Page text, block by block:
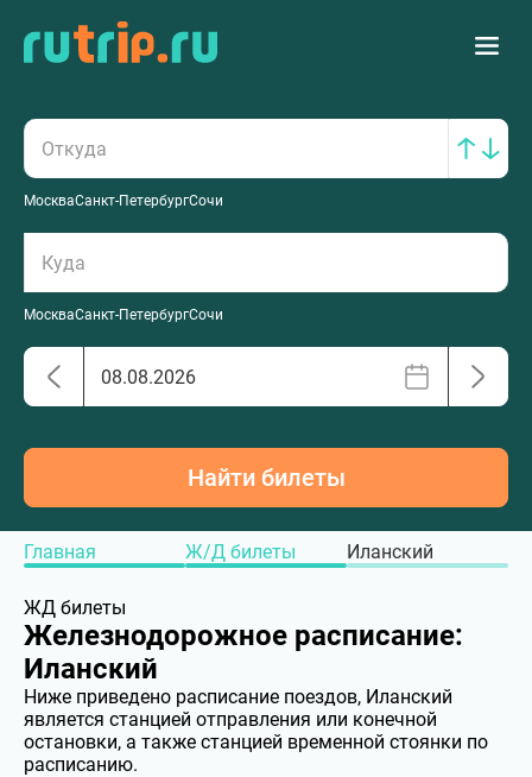
МоскваСанкт-ПетербургСочи
МоскваСанкт-ПетербургСочи
Найти билеты
Главная Ж/Д билеты Иланский
ЖД билеты
Железнодорожное расписание:
Иланский
Ниже приведено расписание поездов, Иланский
является станцией отправления или конечной
остановки, а также станцией временной стоянки по
расписанию.